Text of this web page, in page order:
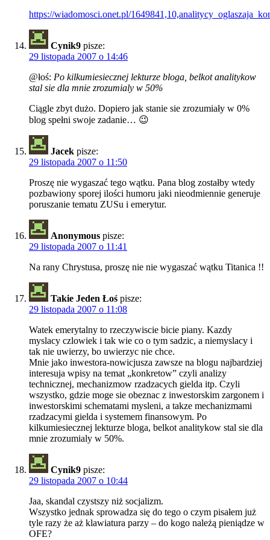
https://wiadomosci.onet.pl/
Cynik9 pisze:
29 listopada 2007 o 14:46
@łoś: Po kilkumiesiecznej lekturze bloga, belkot analitykow
stal sie dla mnie zrozumialy w 50%
Ciągle zbyt dużo. Dopiero jak stanie sie zrozumiały w 0%
blog spełni swoje zadanie… 😉
Jacek pisze:
29 listopada 2007 o 11:50
Proszę nie wygaszać tego wątku. Pana blog zostałby wtedy
pozbawiony sporej ilości humoru jaki nieodmiennie generuje
poruszanie tematu ZUSu i emerytur.
Anonymous pisze:
29 listopada 2007 o 11:41
Na rany Chrystusa, proszę nie nie wygaszać wątku Titanica !!
Takie Jeden Łoś pisze:
29 listopada 2007 o 11:08
Watek emerytalny to rzeczywiscie bicie piany. Kazdy
myslacy czlowiek i tak wie co o tym sadzic, a niemyslacy i
tak nie uwierzy, bo uwierzyc nie chce.
Mnie jako inwestora-nowicjusza zawsze na blogu najbardziej
interesuja wpisy na temat „konkretow” czyli analizy
technicznej, mechanizmow rzadzacych gielda itp. Czyli
wszystko, gdzie moge sie obeznac z inwestorskim zargonem i
inwestorskimi schematami mysleni, a takze mechanizmami
rzadzacymi gielda i systemem finansowym. Po
kilkumiesiecznej lekturze bloga, belkot analitykow stal sie dla
mnie zrozumialy w 50%.
Cynik9 pisze:
29 listopada 2007 o 10:44
Jaa, skandal czystszy niż socjalizm.
Wszystko jednak sprowadza się do tego o czym pisałem już
tyle razy że aż klawiatura parzy – do kogo należą pieniądze w
OFE?